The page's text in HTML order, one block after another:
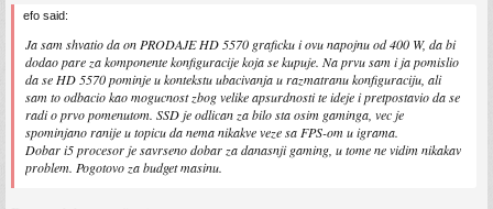
priču tako nekoga kao ti pa kupio na kraju nešto neupotrebljivo za igranje za jako
velike pare. To nikada neću zaboraviti. Zato me malo sada emocije vuku po ovom
pitanju.
efo said:
Ja sam shvatio da on PRODAJE HD 5570 graficku i ovu napojnu od 400 W, da bi
dodao pare za komponente konfiguracije koja se kupuje. Na prvu sam i ja pomislio
da se HD 5570 pominje u kontekstu ubacivanja u razmatranu konfiguraciju, ali
sam to odbacio kao mogucnost zbog velike apsurdnosti te ideje i pretpostavio da se
radi o prvo pomenutom. SSD je odlican za bilo sta osim gaminga, vec je
spominjano ranije u topicu da nema nikakve veze sa FPS-om u igrama.
Dobar i5 procesor je savrseno dobar za danasnji gaming, u tome ne vidim nikakav
problem. Pogotovo za budget masinu.